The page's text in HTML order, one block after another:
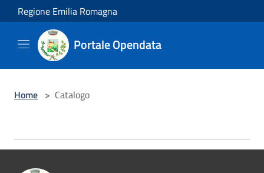
Salta al contenuto principale
Regione Emilia Romagna
Portale Opendata
Home > Catalogo